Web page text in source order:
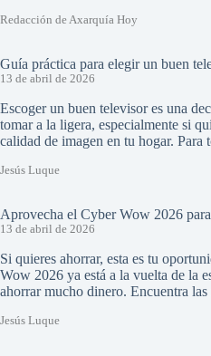
Redacción de Axarquía Hoy
Guía práctica para elegir un buen
13 de abril de 2026
Escoger un buen televisor es una
tomar a la ligera, especialmente si
calidad de imagen en tu hogar.
Jesús Luque
Aprovecha el Cyber Wow 2026
13 de abril de 2026
Si quieres ahorrar, esta es tu
Wow 2026 ya está a la vuelta de la
ahorrar mucho dinero. Encuentra
Jesús Luque